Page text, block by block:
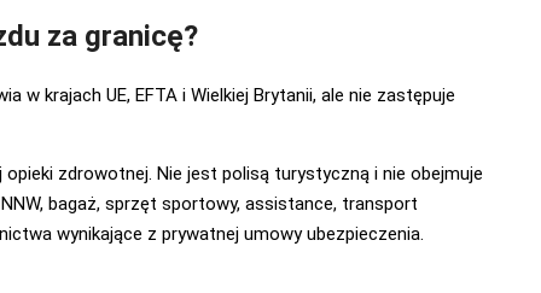
za granicę?
w krajach UE, EFTA i Wielkiej Brytanii, ale nie zastępuje
zdrowotnej. Nie jest polisą turystyczną i nie obejmuje
bagaż, sprzęt sportowy, assistance, transport
wynikające z prywatnej umowy ubezpieczenia.